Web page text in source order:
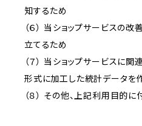
知するため
（６） 当ショップサービスの
立てるため
（７） 当ショップサービスに
形式に加工した統計データを
（８） その他、上記利用目的